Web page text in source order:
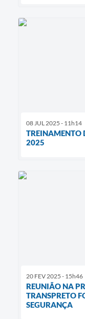
08 JUL 2025 - 11h14
TREINAMENTO
2025
20 FEV 2025 - 15h46
REUNIÃO NA
TRANSPRETO
SEGURANÇA